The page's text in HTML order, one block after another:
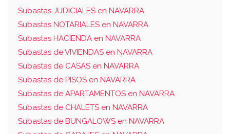
Subastas JUDICIALES en NAVARRA
Subastas NOTARIALES en NAVARRA
Subastas HACIENDA en NAVARRA
Subastas de VIVIENDAS en NAVARRA
Subastas de CASAS en NAVARRA
Subastas de PISOS en NAVARRA
Subastas de APARTAMENTOS en NAVARRA
Subastas de CHALETS en NAVARRA
Subastas de BUNGALOWS en NAVARRA